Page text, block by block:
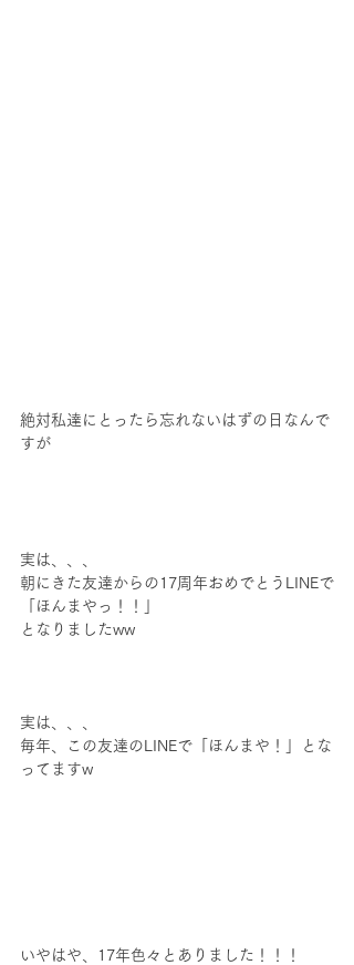
絶対私達にとったら忘れないはずの日なんで
すが
実は、、、
朝にきた友達からの17周年おめでとうLINEで
「ほんまやっ！！」
となりましたww
実は、、、
毎年、この友達のLINEで「ほんまや！」とな
ってますw
いやはや、17年色々とありました！！！